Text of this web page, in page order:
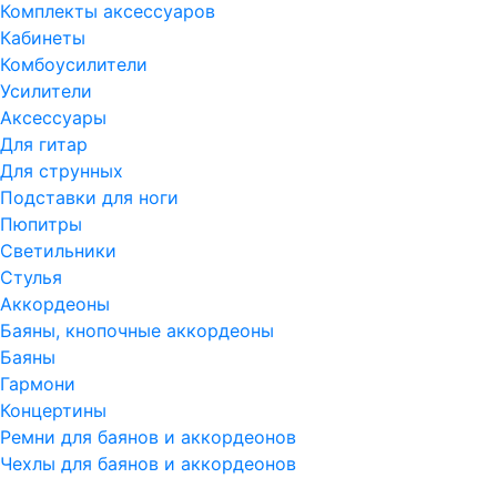
Комплекты аксессуаров
Кабинеты
Комбоусилители
Усилители
Аксессуары
Для гитар
Для струнных
Подставки для ноги
Пюпитры
Светильники
Стулья
Аккордеоны
Баяны, кнопочные аккордеоны
Баяны
Гармони
Концертины
Ремни для баянов и аккордеонов
Чехлы для баянов и аккордеонов